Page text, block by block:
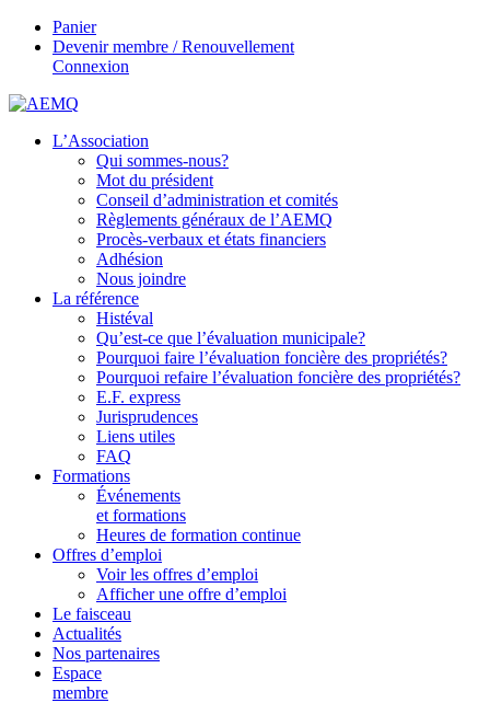
Panier
Devenir membre / Renouvellement
Connexion
L’Association
Qui sommes-nous?
Mot du président
Conseil d’administration et comités
Règlements généraux de l’AEMQ
Procès-verbaux et états financiers
Adhésion
Nous joindre
La référence
Histéval
Qu’est-ce que l’évaluation municipale?
Pourquoi faire l’évaluation foncière des propriétés?
Pourquoi refaire l’évaluation foncière des propriétés?
E.F. express
Jurisprudences
Liens utiles
FAQ
Formations
Événements
et formations
Heures de formation continue
Offres d’emploi
Voir les offres d’emploi
Afficher une offre d’emploi
Le faisceau
Actualités
Nos partenaires
Espace
membre